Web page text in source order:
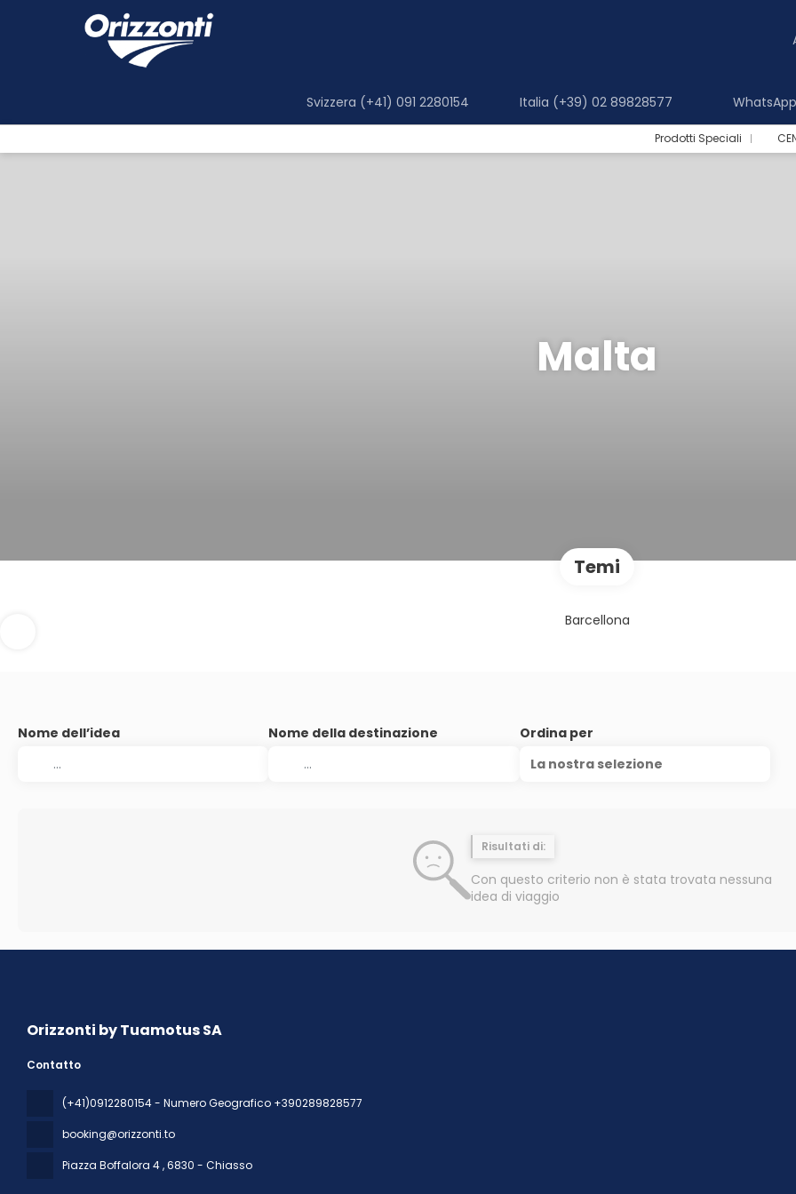
Svizzera (+41) 091 2280154 Italia (+39) 02 89828577
Prodotti Speciali
Malta
Temi
Barcellona
Nome dell’idea Nome della destinazione
Ordina per
La nostra selezione
Risultati di:
Con questo criterio non è stata trovata nessuna
idea di viaggio
Orizzonti by Tuamotus SA
Contatto
(+41)0912280154 - Numero Geografico +390289828577
booking@orizzonti.to
Piazza Boffalora 4, 6830 - Chiasso